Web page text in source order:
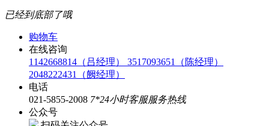
已经到底部了哦
购物车
在线咨询
1142668814（吕经理） 3517093651（陈经理）
2048222431（阙经理）
电话
021-5855-2008 7*24小时客服服务热线
公众号